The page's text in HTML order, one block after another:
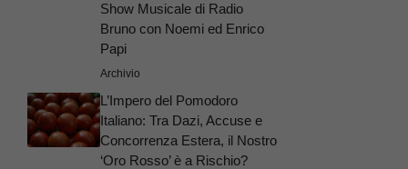
Show Musicale di Radio
Bruno con Noemi ed Enrico
Papi
Archivio
L’Impero del Pomodoro
Italiano: Tra Dazi, Accuse e
Concorrenza Estera, il Nostro
‘Oro Rosso’ è a Rischio?